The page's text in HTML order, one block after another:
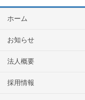
ホーム
お知らせ
法人概要
採用情報